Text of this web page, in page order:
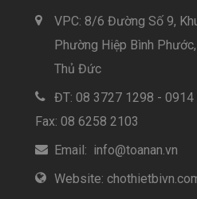
VPC: 8/6 Đường Số 9,
Phường Hiệp Bình
Thủ Đức
ĐT: 08 3727 1298 - 0914
Fax: 08 6258 2103
Email: info@toanan.vn
Website: